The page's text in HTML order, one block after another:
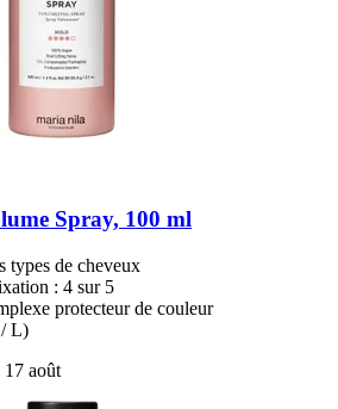
Spray, 100 ml
types de cheveux
: 4 sur 5
protecteur de couleur
L)
août